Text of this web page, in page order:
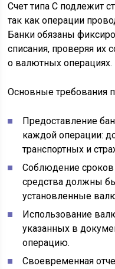
Счет типа С подлежит
так как операции
Банки обязаны
списания, проверяя их
о валютных операциях.
Основные требования
Предоставление
каждой операции:
транспортных и
Соблюдение сроков
средства должны
установленные
Использование
указанных в
операцию.
Своевременная